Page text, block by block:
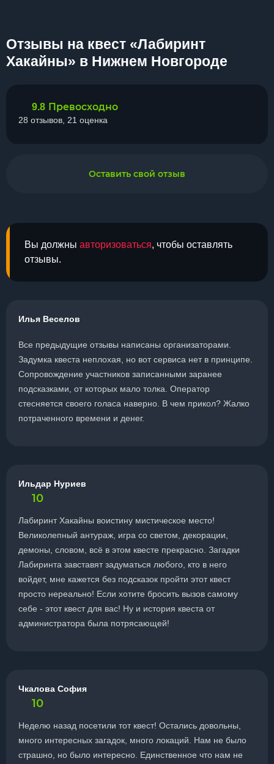
Отзывы на квест «Лабиринт
Хакайны» в Нижнем Новгороде
Вы должны авторизоваться, чтобы оставлять
отзывы.
Илья Веселов
Все предыдущие отзывы написаны организаторами.
Задумка квеста неплохая, но вот сервиса нет в принципе.
Сопровождение участников записанными заранее
подсказками, от которых мало толка. Оператор
стесняется своего голаса наверно. В чем прикол? Жалко
потраченного времени и денег.
Ильдар Нуриев
10
Лабиринт Хакайны воистину мистическое место!
Великолепный антураж, игра со светом, декорации,
демоны, словом, всё в этом квесте прекрасно. Загадки
Лабиринта завставят задуматься любого, кто в него
войдет, мне кажется без подсказок пройти этот квест
просто нереально! Если хотите бросить вызов самому
себе - этот квест для вас! Ну и история квеста от
администратора была потрясающей!
Чкалова София
10
Неделю назад посетили тот квест! Остались довольны,
много интересных загадок, много локаций. Нам не было
страшно, но было интересно. Единственное что нам не
9.8 Превосходно
28 отзывов, 21 оценка
Оставить свой отзыв